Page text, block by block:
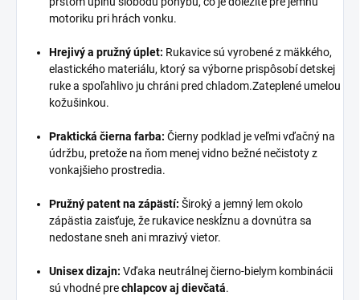
motoriku pri hrách vonku.
Hrejivý a pružný úplet: Rukavice sú vyrobené z mäkkého,
elastického materiálu, ktorý sa výborne prispôsobí detskej
ruke a spoľahlivo ju chráni pred chladom.Zateplené umelou
kožušinkou.
Praktická čierna farba: Čierny podklad je veľmi vďačný na
údržbu, pretože na ňom menej vidno bežné nečistoty z
vonkajšieho prostredia.
Pružný patent na zápästí: Široký a jemný lem okolo
zápästia zaisťuje, že rukavice neskĺznu a dovnútra sa
nedostane sneh ani mrazivý vietor.
Unisex dizajn: Vďaka neutrálnej čierno-bielym kombinácii
sú vhodné prechlapcov aj dievčatá.